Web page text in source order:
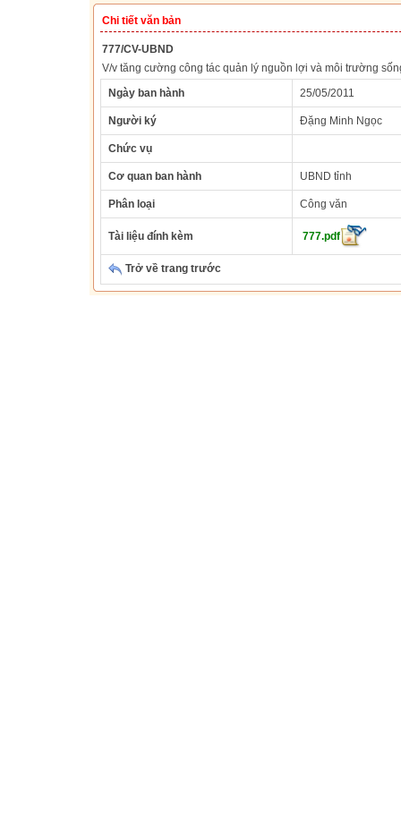
Chi tiết văn bản
777/CV-UBND
V/v tăng cường công tác quản lý nguồn lợi và môi trường
Ngày ban hành
25/05/2011
Người ký Đặng Minh Ngọc
Chức vụ
Cơ quan ban hành UBND tỉnh
Phân loại Công văn
Tài liệu đính kèm 777.pdf
Trở về trang trước